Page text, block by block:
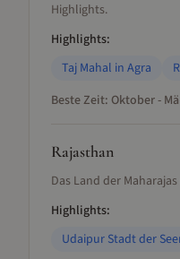
Highlights.
Highlights:
Taj Mahal in Agra
Beste Zeit: Oktober -
Rajasthan
Das Land der
Highlights:
Udaipur Stadt der